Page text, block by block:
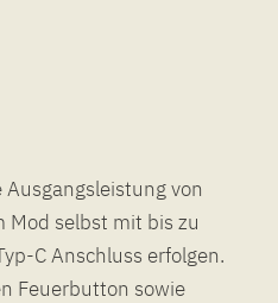
von
Mod selbst mit bis zu
C Anschluss erfolgen.
Feuerbutton sowie